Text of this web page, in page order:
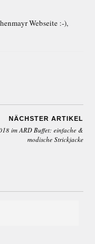
Webseite :-),
NÄCHSTER ARTIKEL
im ARD Buffet: einfache &
modische Strickjacke